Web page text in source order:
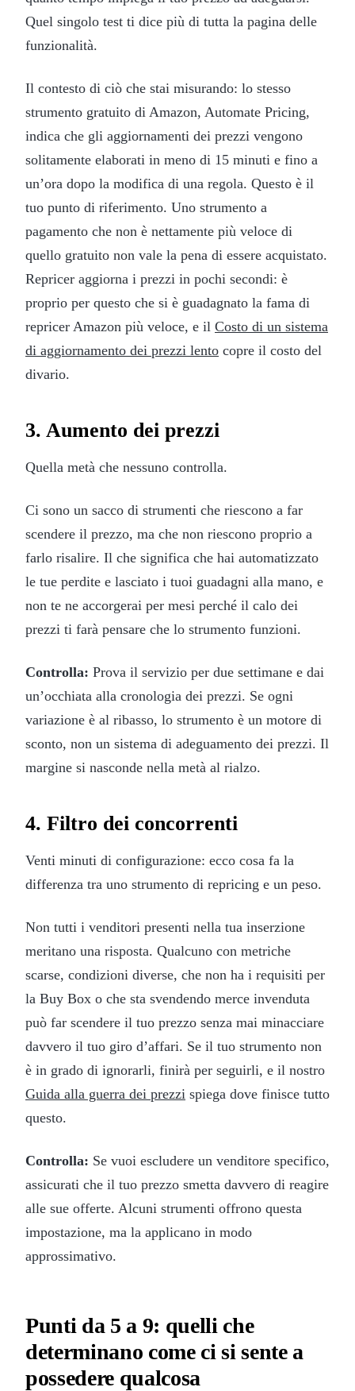
Quel singolo test ti dice più di tutta la pagina delle
funzionalità.
Il contesto di ciò che stai misurando: lo stesso
strumento gratuito di Amazon, Automate Pricing,
indica che gli aggiornamenti dei prezzi vengono
solitamente elaborati in meno di 15 minuti e fino a
un’ora dopo la modifica di una regola. Questo è il
tuo punto di riferimento. Uno strumento a
pagamento che non è nettamente più veloce di
quello gratuito non vale la pena di essere acquistato.
Repricer aggiorna i prezzi in pochi secondi: è
proprio per questo che si è guadagnato la fama di
repricer Amazon più veloce, e il Costo di un sistema
di aggiornamento dei prezzi lento copre il costo del
divario.
3. Aumento dei prezzi
Quella metà che nessuno controlla.
Ci sono un sacco di strumenti che riescono a far
scendere il prezzo, ma che non riescono proprio a
farlo risalire. Il che significa che hai automatizzato
le tue perdite e lasciato i tuoi guadagni alla mano, e
non te ne accorgerai per mesi perché il calo dei
prezzi ti farà pensare che lo strumento funzioni.
Controlla: Prova il servizio per due settimane e dai
un’occhiata alla cronologia dei prezzi. Se ogni
variazione è al ribasso, lo strumento è un motore di
sconto, non un sistema di adeguamento dei prezzi. Il
margine si nasconde nella metà al rialzo.
4. Filtro dei concorrenti
Venti minuti di configurazione: ecco cosa fa la
differenza tra uno strumento di repricing e un peso.
Non tutti i venditori presenti nella tua inserzione
meritano una risposta. Qualcuno con metriche
scarse, condizioni diverse, che non ha i requisiti per
la Buy Box o che sta svendendo merce invenduta
può far scendere il tuo prezzo senza mai minacciare
davvero il tuo giro d’affari. Se il tuo strumento non
è in grado di ignorarli, finirà per seguirli, e il nostro
Guida alla guerra dei prezzi spiega dove finisce tutto
questo.
Controlla: Se vuoi escludere un venditore specifico,
assicurati che il tuo prezzo smetta davvero di reagire
alle sue offerte. Alcuni strumenti offrono questa
impostazione, ma la applicano in modo
approssimativo.
Punti da 5 a 9: quelli che
determinano come ci si sente a
possedere qualcosa